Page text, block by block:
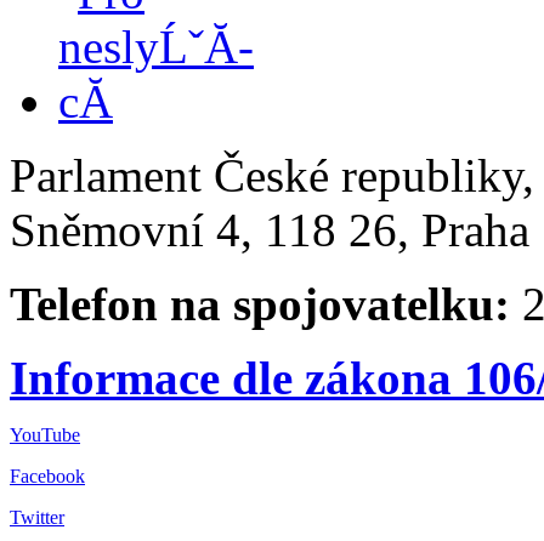
Parlament České
Sněmovní 4, 118 26,
Telefon na spojovatelku:
Informace dle zákona
YouTube
Facebook
Twitter